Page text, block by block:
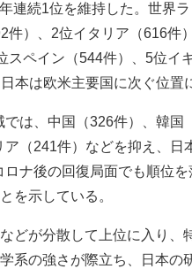
連続1位を維持した。世界
件）、2位イタリア（616件
スペイン（544件）、5位イ
本は欧米主要国に次ぐ位置
は、中国（326件）、韓国
ア（241件）などを抑え、日
ロナ後の回復局面でも順位を
を示している。
どが分散して上位に入り、
系の強さが際立ち、日本の